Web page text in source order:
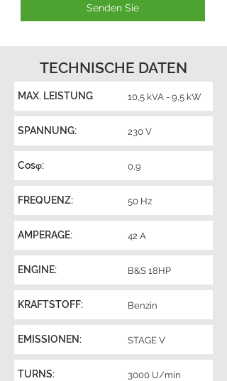
Senden Sie
TECHNISCHE DATEN
MAX. LEISTUNG 10,5 kVA - 9,5 kW
SPANNUNG: 230 V
Cosφ: 0,9
FREQUENZ: 50 Hz
AMPERAGE: 42 A
ENGINE: B&S 18HP
KRAFTSTOFF: Benzin
EMISSIONEN: STAGE V
TURNS: 3000 U/min